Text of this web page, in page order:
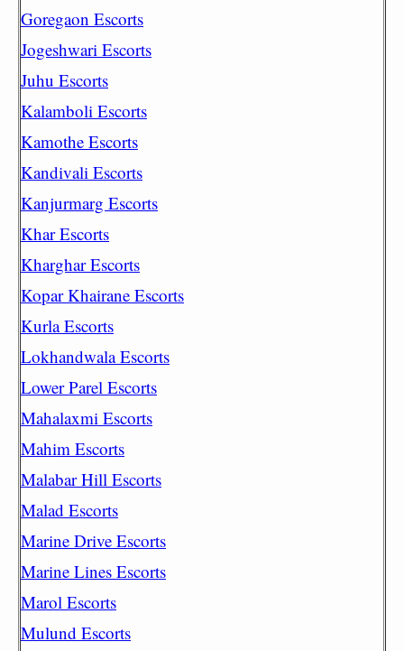
Goregaon Escorts
Jogeshwari Escorts
Juhu Escorts
Kalamboli Escorts
Kamothe Escorts
Kandivali Escorts
Kanjurmarg Escorts
Khar Escorts
Kharghar Escorts
Kopar Khairane Escorts
Kurla Escorts
Lokhandwala Escorts
Lower Parel Escorts
Mahalaxmi Escorts
Mahim Escorts
Malabar Hill Escorts
Malad Escorts
Marine Drive Escorts
Marine Lines Escorts
Marol Escorts
Mulund Escorts